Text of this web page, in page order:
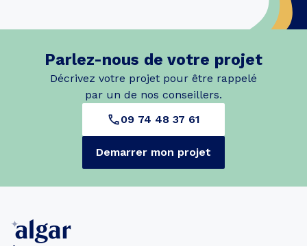
Parlez-nous de votre projet
Décrivez votre projet pour être rappelé
par un de nos conseillers.
09 74 48 37 61
Demarrer mon projet